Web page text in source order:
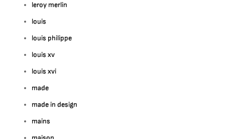
leroy merlin
louis
louis philippe
louis xv
louis xvi
made
made in design
mains